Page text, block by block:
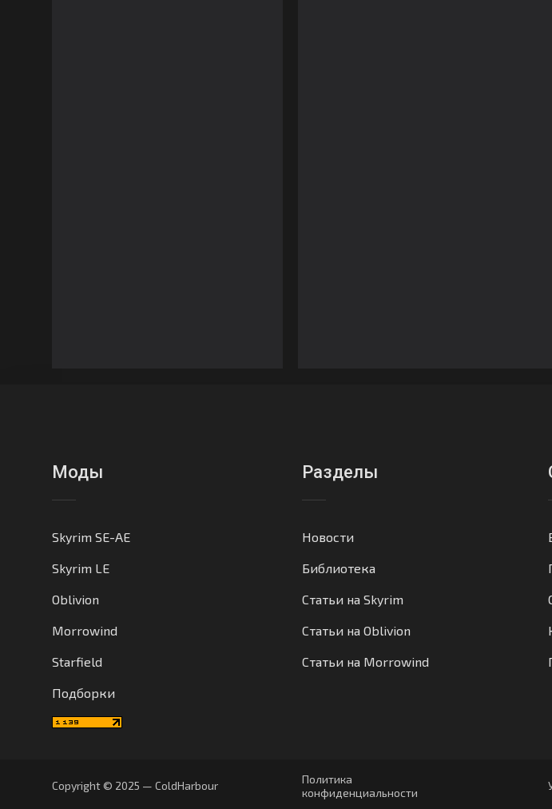
Моды
Skyrim SE-AE
Skyrim LE
Oblivion
Morrowind
Starfield
Подборки
Разделы
Новости
Библиотека
Статьи на Skyrim
Статьи на Oblivion
Статьи на Morrowind
Copyright © 2025 — ColdHarbour
Политика
конфиденциальности